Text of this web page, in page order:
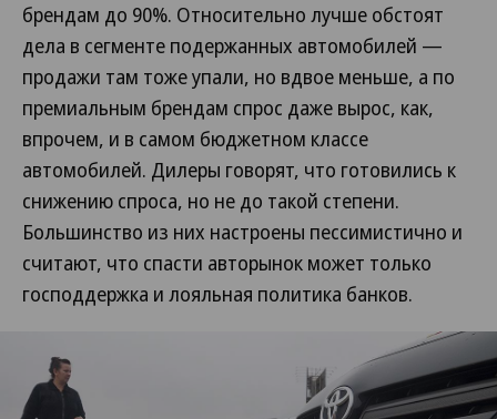
брендам до 90%. Относительно лучше обстоят
дела в сегменте подержанных автомобилей —
продажи там тоже упали, но вдвое меньше, а по
премиальным брендам спрос даже вырос, как,
впрочем, и в самом бюджетном классе
автомобилей. Дилеры говорят, что готовились к
снижению спроса, но не до такой степени.
Большинство из них настроены пессимистично и
считают, что спасти авторынок может только
господдержка и лояльная политика банков.